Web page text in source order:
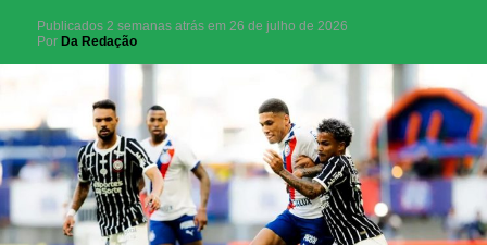
Publicados 2 semanas atrás em 26 de julho de 2026
Por Da Redação